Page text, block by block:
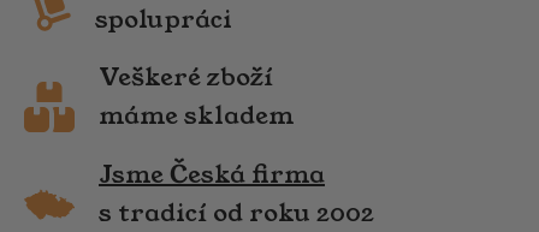
spolupráci
Veškeré zboží
máme skladem
Jsme Česká firma
s tradicí od roku 2002